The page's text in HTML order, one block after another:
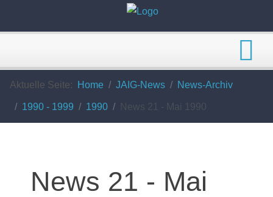
Aktuelle Seite: Home JAIG-News News-Archiv
1990 - 1999 1990 News 21 - Mai 1990
News 21 - Mai